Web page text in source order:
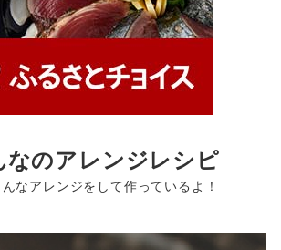
なのアレンジレシピ
なアレンジをして作っているよ！